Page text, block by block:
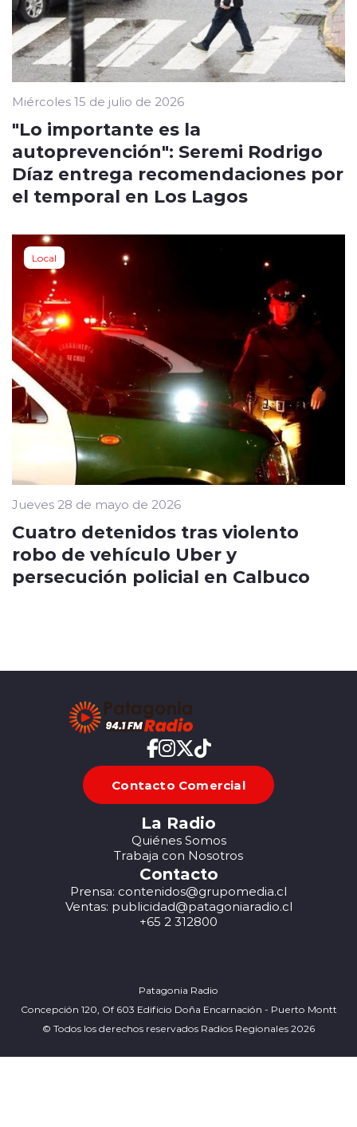
Miércoles 15 de julio de 2026
"Lo importante es la
autoprevención": Seremi Rodrigo
Díaz entrega recomendaciones por
el temporal en Los Lagos
Local
Jueves 28 de mayo de 2026
Cuatro detenidos tras violento
robo de vehículo Uber y
persecución policial en Calbuco
Contacto Comercial
La Radio
Quiénes Somos
Trabaja con Nosotros
Contacto
Prensa: contenidos@grupomedia.cl
Ventas: publicidad@patagoniaradio.cl
+65 2 312800
Patagonia Radio
Concepción 120, Of 603 Edificio Doña Encarnación - Puerto Montt
© Todos los derechos reservados Radios Regionales 2026